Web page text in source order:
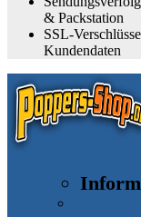
& Packstation
SSL-
Kundendaten